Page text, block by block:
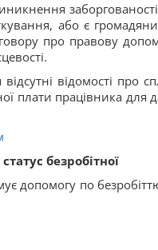
або є
про правову
відомості про
плати працівника для
безробітної
допомогу по